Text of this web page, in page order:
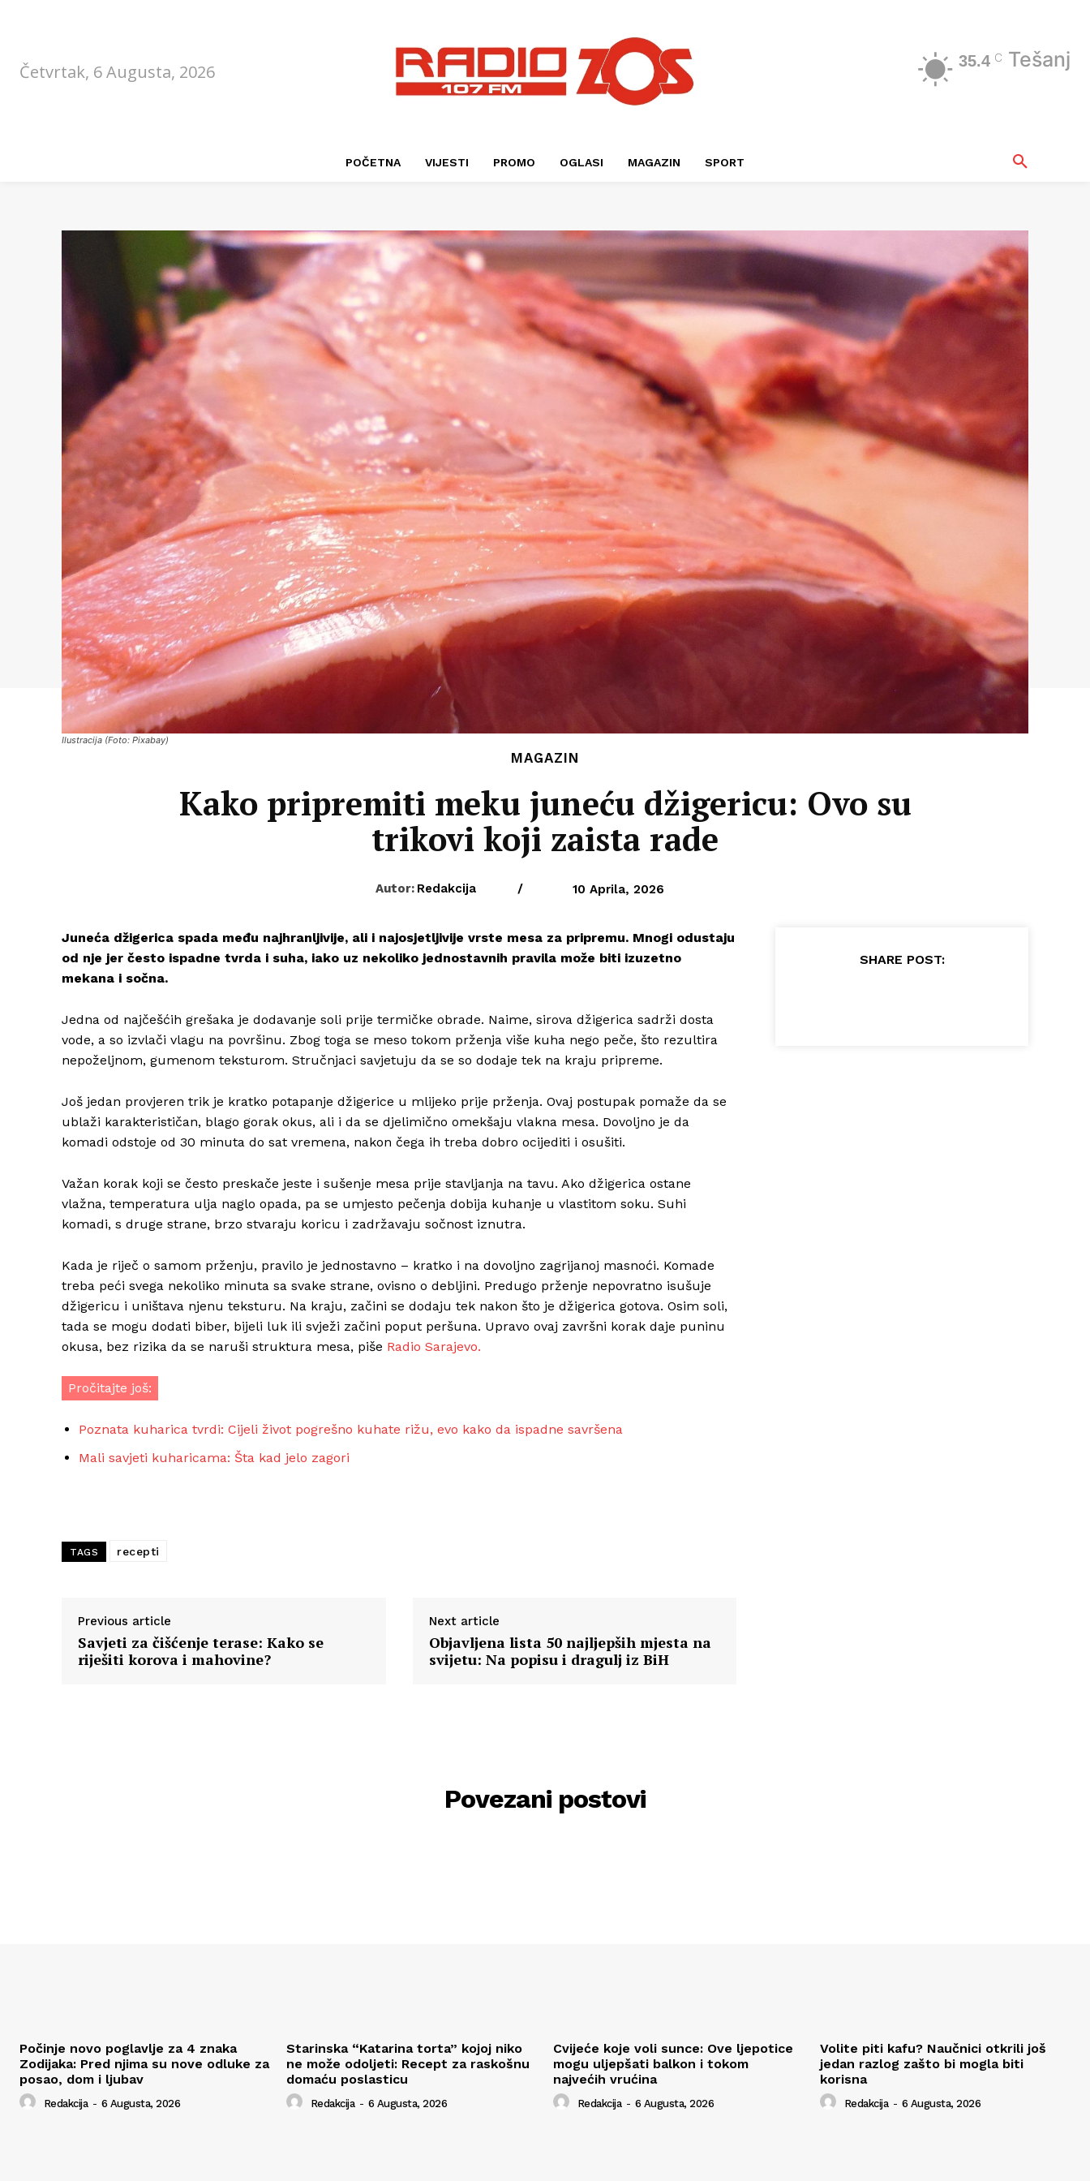
Četvrtak, 6 Augusta, 2026
35.4 C Tešanj
POČETNA VIJESTI PROMO OGLASI MAGAZIN SPORT
Ilustracija (Foto: Pixabay)
MAGAZIN
Kako pripremiti meku juneću džigericu: Ovo su
trikovi koji zaista rade
Autor: Redakcija / 10 Aprila, 2026
Juneća džigerica spada među najhranljivije, ali i najosjetljivije vrste mesa za pripremu. Mnogi odustaju
od nje jer često ispadne tvrda i suha, iako uz nekoliko jednostavnih pravila može biti izuzetno
mekana i sočna.
Jedna od najčešćih grešaka je dodavanje soli prije termičke obrade. Naime, sirova džigerica sadrži dosta
vode, a so izvlači vlagu na površinu. Zbog toga se meso tokom prženja više kuha nego peče, što rezultira
nepoželjnom, gumenom teksturom. Stručnjaci savjetuju da se so dodaje tek na kraju pripreme.
Još jedan provjeren trik je kratko potapanje džigerice u mlijeko prije prženja. Ovaj postupak pomaže da se
ublaži karakterističan, blago gorak okus, ali i da se djelimično omekšaju vlakna mesa. Dovoljno je da
komadi odstoje od 30 minuta do sat vremena, nakon čega ih treba dobro ocijediti i osušiti.
Važan korak koji se često preskače jeste i sušenje mesa prije stavljanja na tavu. Ako džigerica ostane
vlažna, temperatura ulja naglo opada, pa se umjesto pečenja dobija kuhanje u vlastitom soku. Suhi
komadi, s druge strane, brzo stvaraju koricu i zadržavaju sočnost iznutra.
Kada je riječ o samom prženju, pravilo je jednostavno – kratko i na dovoljno zagrijanoj masnoći. Komade
treba peći svega nekoliko minuta sa svake strane, ovisno o debljini. Predugo prženje nepovratno isušuje
džigericu i uništava njenu teksturu. Na kraju, začini se dodaju tek nakon što je džigerica gotova. Osim soli,
tada se mogu dodati biber, bijeli luk ili svježi začini poput peršuna. Upravo ovaj završni korak daje puninu
okusa, bez rizika da se naruši struktura mesa, piše Radio Sarajevo.
Pročitajte još:
Poznata kuharica tvrdi: Cijeli život pogrešno kuhate rižu, evo kako da ispadne savršena
Mali savjeti kuharicama: Šta kad jelo zagori
TAGS recepti
Previous article
Savjeti za čišćenje terase: Kako se
riješiti korova i mahovine?
Next article
Objavljena lista 50 najljepših mjesta na
svijetu: Na popisu i dragulj iz BiH
SHARE POST:
Povezani postovi
Počinje novo poglavlje za 4 znaka
Zodijaka: Pred njima su nove odluke za
posao, dom i ljubav
Redakcija - 6 Augusta, 2026
Starinska “Katarina torta” kojoj niko
ne može odoljeti: Recept za raskošnu
domaću poslasticu
Redakcija - 6 Augusta, 2026
Cvijeće koje voli sunce: Ove ljepotice
mogu uljepšati balkon i tokom
najvećih vrućina
Redakcija - 6 Augusta, 2026
Volite piti kafu? Naučnici otkrili još
jedan razlog zašto bi mogla biti
korisna
Redakcija - 6 Augusta, 2026